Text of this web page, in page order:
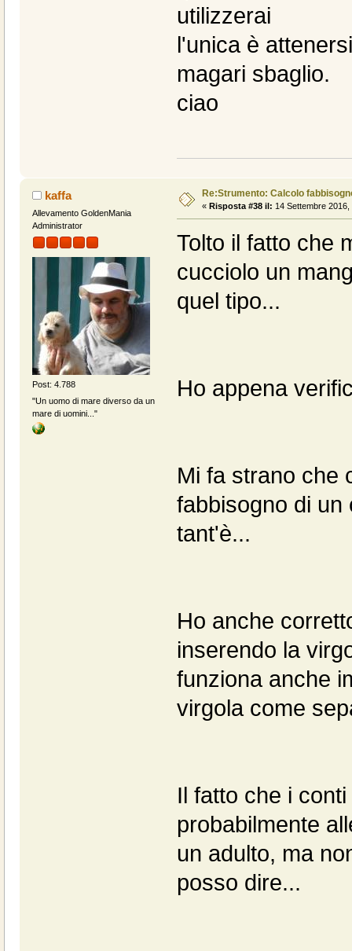
utilizzerai
l'unica è
magari sbaglio.
ciao
kaffa
Allevamento GoldenMania
Administrator
Post: 4.788
"Un uomo di mare diverso da un
mare di uomini..."
Re:Strumento: Calcolo
« Risposta #38 il: 14 Settembre 2016,
Tolto il fatto che
cucciolo un
quel tipo...
Ho appena
Mi fa strano che
fabbisogno di un
tant'è...
Ho anche
inserendo la
funziona anche
virgola come
Il fatto che i
probabilmente
un adulto, ma
posso dire...